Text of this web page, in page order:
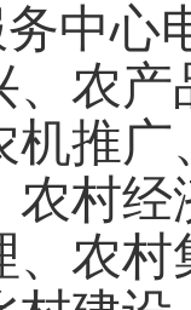
中心
、农
机推
农村
、农